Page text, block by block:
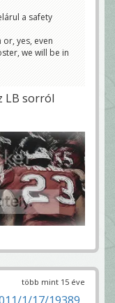
a safety
yes, even
we will be in
LB sorról
több mint 15 éve
1/17/19389